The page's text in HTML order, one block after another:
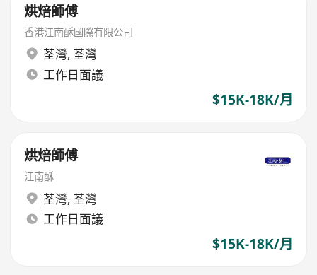
烘焙師傅
香港江南酥國際有限公司
荃灣, 荃灣
工作日面議
$15K-18K/月
烘焙師傅
江南酥
荃灣, 荃灣
工作日面議
$15K-18K/月